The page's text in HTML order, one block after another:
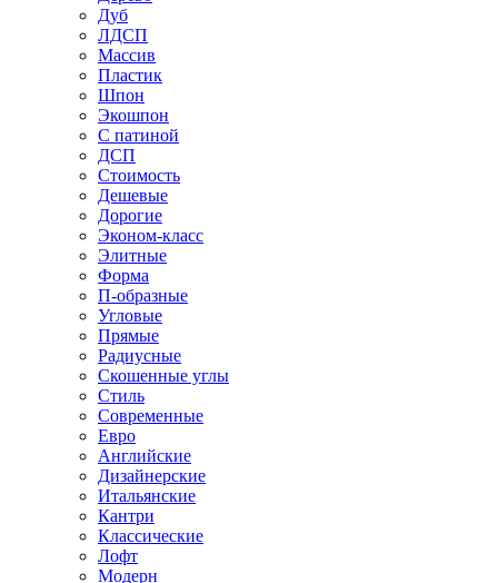
Дуб
ЛДСП
Массив
Пластик
Шпон
Экошпон
С патиной
ДСП
Стоимость
Дешевые
Дорогие
Эконом-класс
Элитные
Форма
П-образные
Угловые
Прямые
Радиусные
Скошенные углы
Стиль
Современные
Евро
Английские
Дизайнерские
Итальянские
Кантри
Классические
Лофт
Модерн